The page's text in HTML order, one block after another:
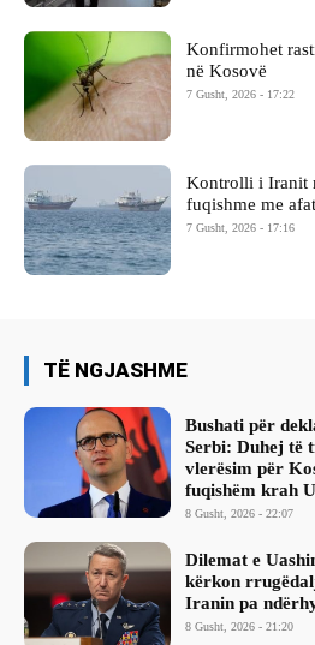
Konfirmohet
në Kosovë
7 Gusht, 2026 - 17:22
Kontrolli i Iranit
fuqishme me
7 Gusht, 2026 - 17:16
TË NGJASHME
Bushati për
Serbi: Duhej të
vlerësim për
fuqishëm krah
8 Gusht, 2026 - 22:07
Dilemat e
kërkon
Iranin pa
8 Gusht, 2026 - 21:20